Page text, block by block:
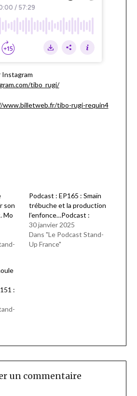
Instagram
tibo_rugi/
tibo-rugi-requin4
son
Mo
Podcast : EP165 : Smaïn
trébuche et la production
l’enfonce…Podcast :
30 janvier 2025
Dans "Le Podcast Stand-
Up France"
:
un commentaire